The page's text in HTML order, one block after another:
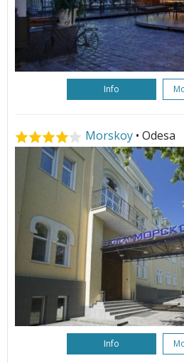
Info
Morskoy • Odesa
Info